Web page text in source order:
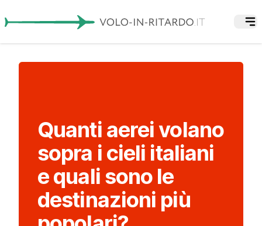
Quanti aerei volano
sopra i cieli italiani
e quali sono le
destinazioni più